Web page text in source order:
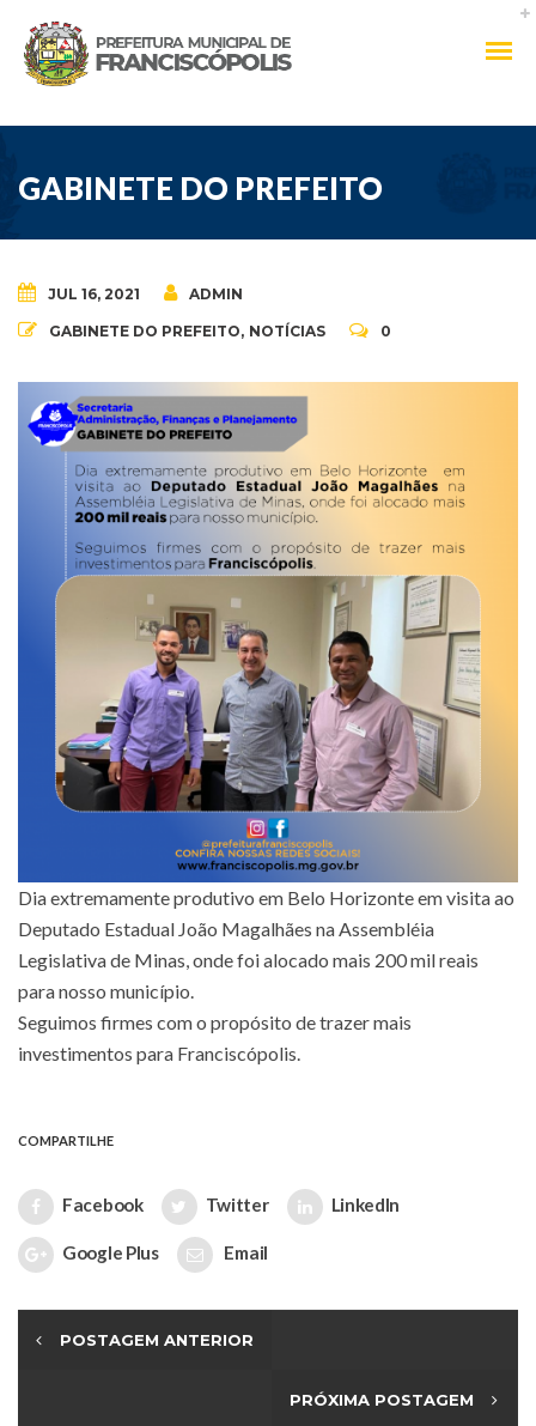
GABINETE DO PREFEITO
JUL 16, 2021 ADMIN
GABINETE DO PREFEITO, NOTÍCIAS 0
Dia extremamente produtivo em Belo Horizonte em visita ao
Deputado Estadual João Magalhães na Assembléia
Legislativa de Minas, onde foi alocado mais 200 mil reais
para nosso município.
Seguimos firmes com o propósito de trazer mais
investimentos para Franciscópolis.
COMPARTILHE
Facebook Twitter LinkedIn
Google Plus Email
POSTAGEM ANTERIOR
PRÓXIMA POSTAGEM